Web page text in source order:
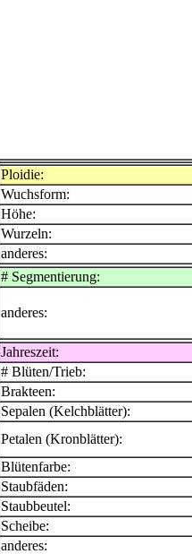
Ploidie:
Wuchsform:
Höhe:
Wurzeln:
anderes:
# Segmentierung:
anderes:
Jahreszeit:
# Blüten/Trieb:
Brakteen:
Sepalen (Kelchblätter):
Petalen (Kronblätter):
Blütenfarbe:
Staubfäden:
Staubbeutel:
Scheibe:
anderes: